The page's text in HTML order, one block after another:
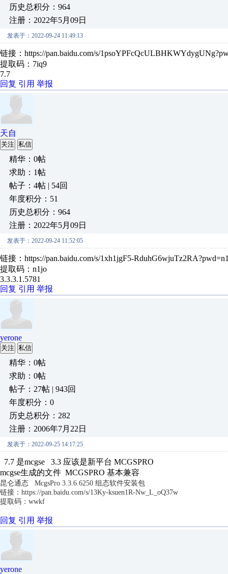
历史总积分：964
注册：2022年5月09日
发表于：2022-09-24 11:49:13
链接：https://pan.baidu.com/s/
提取码：7iq9
7.7
回复 引用 举报
天自
关注 私信
精华：0帖
求助：1帖
帖子：4帖 | 54回
年度积分：51
历史总积分：964
注册：2022年5月09日
发表于：2022-09-24 11:52:05
链接：https://pan.baidu.com/s/1xh1jgF5-
提取码：n1jo
3.3.3.1.5781
回复 引用 举报
yerone
关注 私信
精华：0帖
求助：0帖
帖子：27帖 | 943回
年度积分：0
历史总积分：282
注册：2006年7月22日
发表于：2022-09-25 14:17:25
7.7 是mcgse 3.3 应该是新平台 MCGSPRO
mcgse生成的文件 MCGSPRO 基本兼容
昆仑通态 McgsPro 3.3.6.6250 组态软件安装包
链接： https://pan.baidu.com/s/13Ky-ksuen1R-Nw_L_oQ37w
提取码：wwkf
回复 引用 举报
yerone